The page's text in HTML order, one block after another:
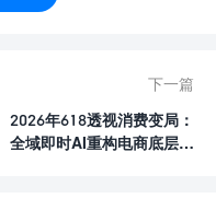
下一篇
2026年618透视消费变局：
全域即时AI重构电商底层逻